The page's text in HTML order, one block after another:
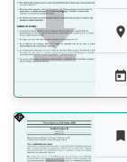
 

